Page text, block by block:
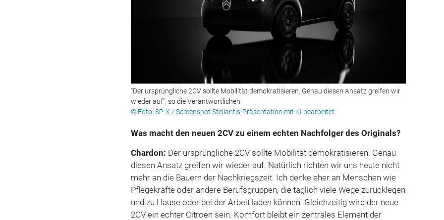
"Der ursprüngliche 2CV sollte Mobilität demokratisieren. Genau diesen Ansatz greifen wir
wieder auf", so die Verantwortlichen.
© Foto: SP-X / Screenshot Stellantis-Präsentation mit KI bearbeitet
Was macht den neuen 2CV zu einem echten Nachfolger des Originals?
Chardon: Der ursprüngliche 2CV sollte Mobilität demokratisieren. Genau
diesen Ansatz greifen wir wieder auf. Natürlich richten wir uns heute nicht
mehr an die Bauern der Nachkriegszeit. Ich denke eher an Menschen wie
Pflegekräfte oder andere Berufsgruppen, die täglich viele Wege zurücklegen
und zu Hause oder bei der Arbeit laden können. Gleichzeitig wird der neue
2CV ein echter Citroën sein. Komfort bleibt ein zentrales Element der